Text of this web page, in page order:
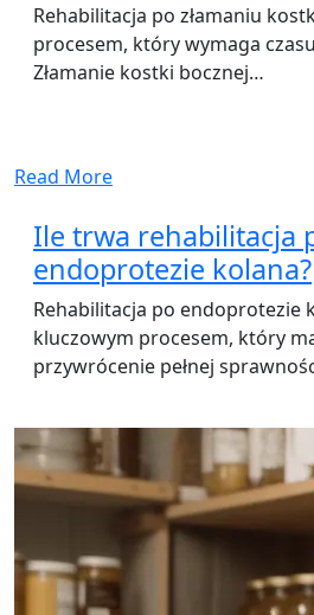
Rehabilitacja po złamaniu
procesem, który wymaga
Złamanie kostki bocznej…
Read More
Ile trwa rehabilitacja
endoprotezie kolana?
Rehabilitacja po endoprotezie
kluczowym procesem, który
przywrócenie pełnej